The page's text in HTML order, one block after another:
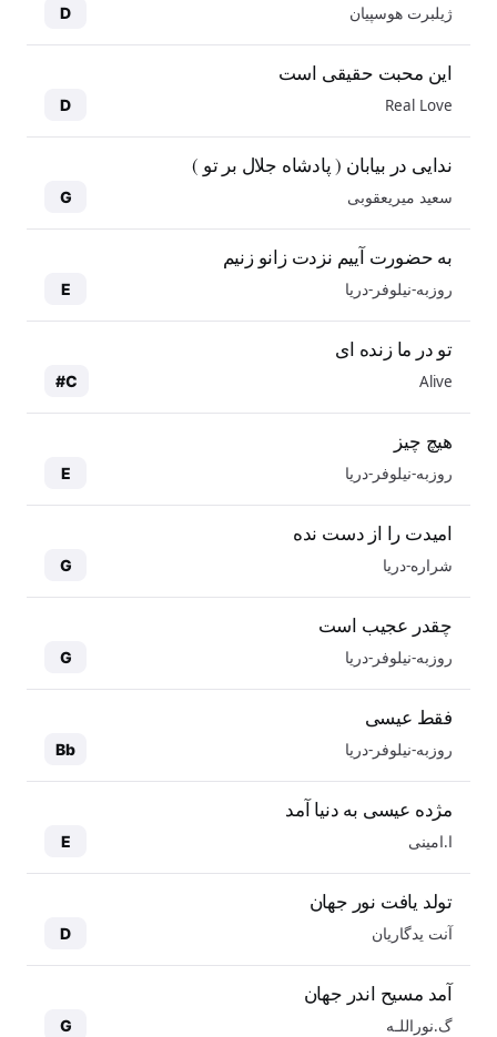
ژیلبرت هوسپیان D
این محبت حقیقی است
Real Love
D
ندایی در بیابان ( پادشاه جلال بر تو )
سعید میریعقوبی G
به حضورت آییم نزدت زانو زنیم
روزبه-نیلوفر-دریا E
تو در ما زنده ای
Alive
C#
هیچ چیز
روزبه-نیلوفر-دریا E
امیدت را از دست نده
شراره-دریا G
چقدر عجیب است
روزبه-نیلوفر-دریا G
فقط عیسی
روزبه-نیلوفر-دریا Bb
مژده عیسی به دنیا آمد
ا.امینی E
تولد یافت نور جهان
آنت یدگاریان D
آمد مسیح اندر جهان
گ.نوراللـه G